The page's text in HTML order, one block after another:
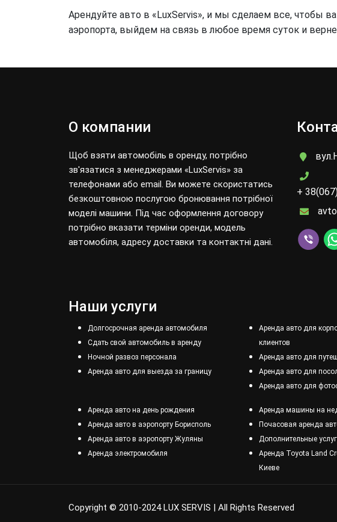
Арендуйте авто в «LuxServis», и мы сделаем все, чтобы
аэропорта, выйдем на связь в любое время суток и
О компании
Щоб взяти автомобіль в оренду, потрібно
зв'язатися з менеджерами «LuxServis» за
телефонами або email. Ви можете скористатись
безкоштовною послугою бронювання потрібної
моделі машини. Під час оформлення договору
потрібно вказати терміни оренди, модель
автомобіля, адресу доставки та контактні дані.
+
Наши услуги
Долгосрочная аренда автомобиля
Сдать свой автомобиль в аренду
Ночной развоз персонала
Аренда авто для выезда за границу
Аренда авто для
клиентов
Аренда авто для
Аренда авто для
Аренда авто для
Аренда авто на день рождения
Аренда авто в аэропорту Борисполь
Аренда авто в аэропорту Жуляны
Аренда электромобиля
Аренда машины на
Почасовая аренда
Дополнительные
Аренда Toyota Land
Киеве
Copyright © 2010-2024 LUX SERVIS | All Rights Reserved